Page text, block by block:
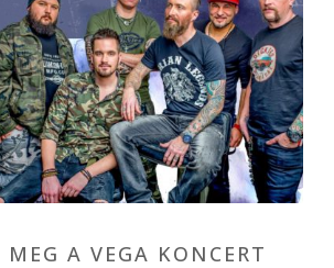
MEG A VEGA KONCERT